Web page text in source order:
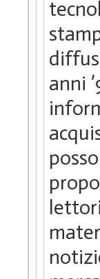
anni